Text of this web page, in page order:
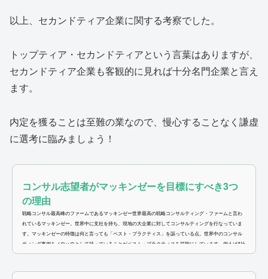
以上、セカンドティア企業に関する考察でした。
トップティア・セカンドティアという言葉はありますが、
セカンドティア企業も客観的に見れば十分名門企業と言え
ます。
内定を獲ることは至難の業なので、慢心することなく謙虚
に選考に臨みましょう！
コンサル志望者がマッキンゼーを目標にすべき3つ
の理由
戦略コンサル最高峰のファームであるマッキンゼー世界最高の戦略コンサルティング・ファームと言わ
れているマッキンゼー。世界中に支社を持ち、現地の大企業に対してコンサルティングを行なっていま
す。マッキンゼーの特徴は何と言っても「ベスト・プラクティス」を謳っている点。世界中のコンサル
ティング事例をノウハウとして持っていることがベスト・プラクティスを可能にしています。例えばA社
に対するコンサル案件の場合、類似企業B社の事例を持ってきて成功率の高い経営戦略に落とし込むこと